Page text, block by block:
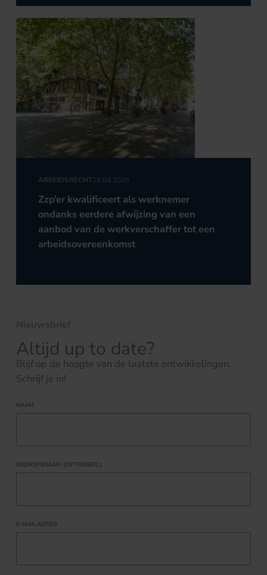
ARBEIDSRECHT15.04.2025
Zzp’er kwalificeert als werknemer
ondanks eerdere afwijzing van een
aanbod van de werkverschaffer tot een
arbeidsovereenkomst
Nieuwsbrief
Altijd up to date?
Blijf op de hoogte van de laatste ontwikkelingen.
Schrijf je in!
NAAM
BEDRIJFSNAAM (OPTIONEEL)
E-MAILADRES